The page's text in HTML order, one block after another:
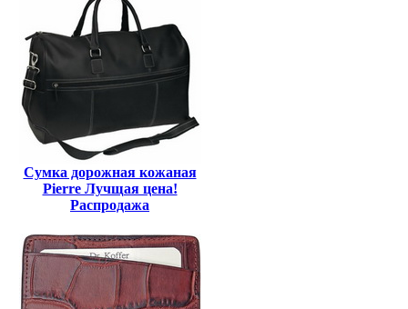
Сумка дорожная кожаная
Pierre Лучщая цена!
Распродажа